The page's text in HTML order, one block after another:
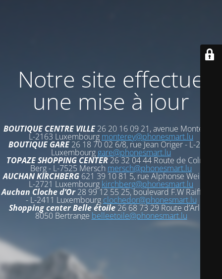
Notre site effectue
une mise à jour
BOUTIQUE CENTRE VILLE 26 20 16 09 21, avenue Monterey -
L-2163 Luxembourg monterey@phonesmart.lu
BOUTIQUE GARE 26 18 70 02 6/8, rue Jean Origer - L-2269
Luxembourg gare@phonesmart.lu
TOPAZE SHOPPING CENTER 26 32 04 44 Route de Colmar-
Berg - L-7525 Mersch mersch@phonesmart.lu
AUCHAN KIRCHBERG621 39 10 81 5, rue Alphonse Weicker -
L-2721 Luxembourg kirchberg@phonesmart.lu
Auchan Cloche d’Or28 99 12 55 25, boulevard F.W Raiffeisen
- L-2411 Luxembourg clochedor@phonesmart.lu
Shopping center Belle étoile 26 68 73 29 Route d’Arlon -
8050 Bertrange belleetoile@phonesmart.lu